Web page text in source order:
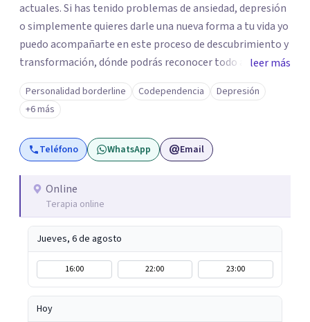
actuales. Si has tenido problemas de ansiedad, depresión
o simplemente quieres darle una nueva forma a tu vida yo
puedo acompañarte en este proceso de descubrimiento y
transformación, dónde podrás reconocer todo aquello
que te ha aqueja. Así que si buscas un espacio de compañía
seguro respetuoso y fraternal yo puedo acompañarte.
leer más
Personalidad borderline Codependencia
Depresión
+6 más
Teléfono WhatsApp Email
Online
Terapia online
Jueves, 6 de agosto
16:00 22:00 23:00
Hoy